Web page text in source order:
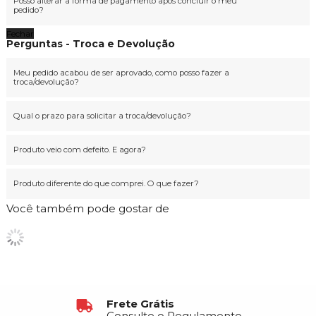
pedido?
Fechar
Perguntas - Troca e Devolução
Meu pedido acabou de ser aprovado, como posso fazer a
troca/devolução?
Qual o prazo para solicitar a troca/devolução?
Produto veio com defeito. E agora?
Produto diferente do que comprei. O que fazer?
Você também pode gostar de
Frete Grátis